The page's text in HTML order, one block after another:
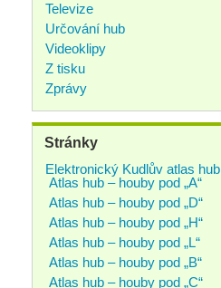
Televize
Určování hub
Videoklipy
Z tisku
Zprávy
Stránky
Elektronický Kudlův atlas hub
Atlas hub – houby pod „A“
Atlas hub – houby pod „D“
Atlas hub – houby pod „H“
Atlas hub – houby pod „L“
Atlas hub – houby pod „B“
Atlas hub – houby pod „C“